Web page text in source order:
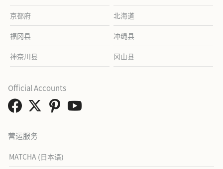
京都府 北海道
福冈县 冲绳县
神奈川县 冈山县
营运服务
MATCHA (日本语)
Official Accounts